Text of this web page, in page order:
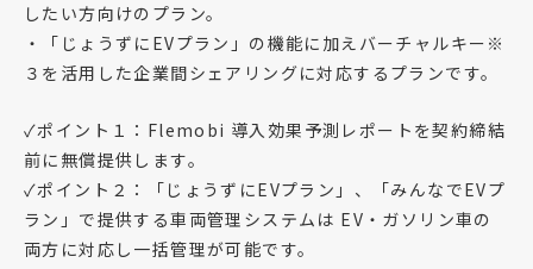
したい方向けのプラン。
・「じょうずにEVプラン」の機能に加えバーチャルキー※
３を活用した企業間シェアリングに対応するプランです。
✓ポイント１：Flemobi 導入効果予測レポートを契約締結
前に無償提供します。
✓ポイント２：「じょうずにEVプラン」、「みんなでEVプ
ラン」で提供する車両管理システムは EV・ガソリン車の
両方に対応し一括管理が可能です。